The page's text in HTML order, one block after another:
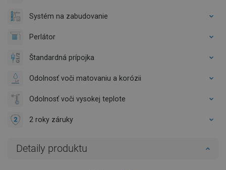
Systém na zabudovanie
Perlátor
Štandardná prípojka
Odolnosť voči matovaniu a korózii
Odolnosť voči vysokej teplote
2 roky záruky
Detaily produktu